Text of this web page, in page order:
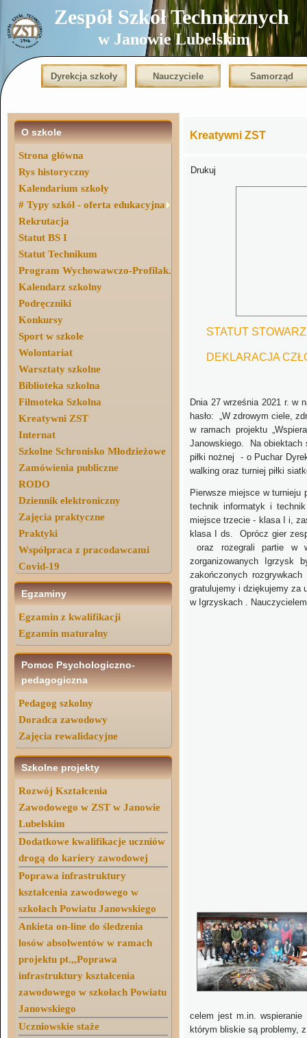
Zespół Szkół Technicznych
w Janowie Lubelskim
Dyrekcja szkoły Nauczyciele Samorząd
O szkole
Strona główna
Rys historyczny
Kalendarium szkoły
# Typy szkół - oferta edukacyjna
Rekrutacja
Statut BS I
Statut Technikum
Program Wychowawczo-Profilak.
Kalendarz szkolny
Podręczniki
Konkursy
Sport w szkole
Wolontariat
Warsztaty szkolne
Biblioteka szkolna
Filmoteka Szkolna
Kreatywni ZST
Internat
Szkolne Schronisko Młodzieżowe
Zamówienia publiczne
RODO
Dziennik elektroniczny
Zajęcia praktyczne
Praktyki
Współpraca z pracodawcami
Covid-19
Egzaminy
Egzamin z kwalifikacji
Egzamin maturalny
Pomoc Psychologiczno-
pedagogiczna
Pedagog szkolny
Doradca zawodowy
Zajęcia rewalidacyjne
Szkolne projekty
Rozwój Kształcenia
Zawodowego w ZST w Janowie
Lubelskim
Dodatkowe kwalifikacje uczniów
drogą do kariery zawodowej
Poprawa infrastruktury
kształcenia zawodowego w
szkołach Powiatu Janowskiego
Ankieta on-line do śledzenia
losów absolwentów w ramach
projektu pt.,,Poprawa
infrastruktury kształcenia
zawodowego w szkołach Powiatu
Janowskiego
Uczniowskie staże
Kreatywni ZST
Drukuj
STATUT
DEKLARACJA
Dnia 27 września 2021 r. w
hasło: „W zdrowym ciele,
w ramach projektu
Janowskiego. Na obiektach
piłki nożnej - o Puchar
walking oraz turniej piłki
Pierwsze miejsce w
technik informatyk i
miejsce trzecie - klasa I i,
klasa I ds. Oprócz gier
oraz rozegrali partie w
zorganizowanych Igrzysk
zakończonych
gratulujemy i dziękujemy za
w Igrzyskach .
celem jest m.in. wspieranie
którym bliskie są problemy,